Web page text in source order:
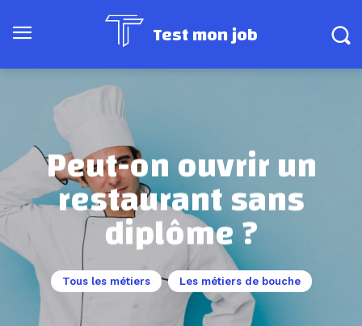
Test mon job
Peut-on ouvrir un
restaurant sans
diplôme ?
Tous les métiers Les métiers de bouche